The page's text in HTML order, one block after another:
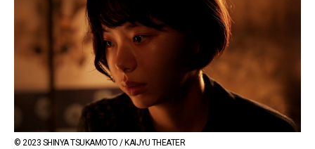
© 2023 SHINYA TSUKAMOTO / KAIJYU THEATER